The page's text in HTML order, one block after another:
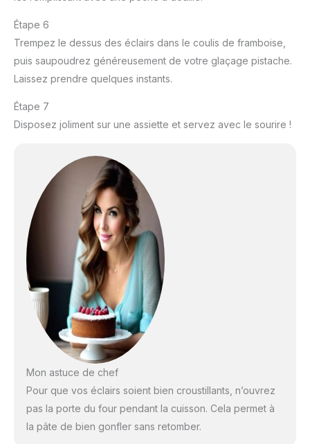
Étape 6
Trempez le dessus des éclairs dans le coulis de framboise,
puis saupoudrez généreusement de votre glaçage pistache.
Laissez prendre quelques instants.
Étape 7
Disposez joliment sur une assiette et servez avec le sourire !
Mon astuce de chef
Pour que vos éclairs soient bien croustillants, n’ouvrez
pas la porte du four pendant la cuisson. Cela permet à
la pâte de bien gonfler sans retomber.